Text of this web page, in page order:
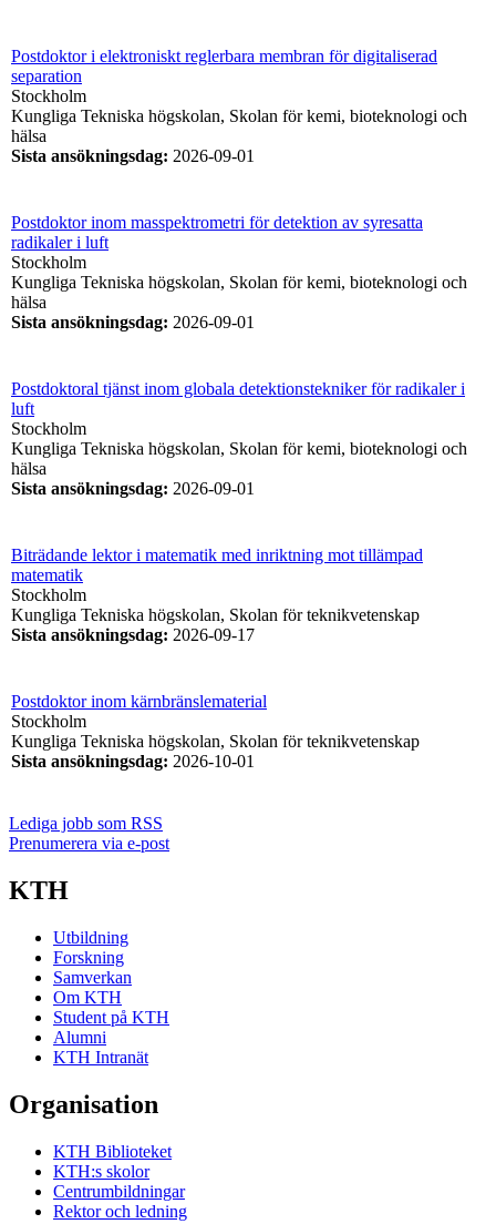
Postdoktor i elektroniskt reglerbara membran för digitaliserad
separation
Stockholm
Kungliga Tekniska högskolan, Skolan för kemi, bioteknologi och
hälsa
Sista ansökningsdag: 2026-09-01
Postdoktor inom masspektrometri för detektion av syresatta
radikaler i luft
Stockholm
Kungliga Tekniska högskolan, Skolan för kemi, bioteknologi och
hälsa
Sista ansökningsdag: 2026-09-01
Postdoktoral tjänst inom globala detektionstekniker för radikaler i
luft
Stockholm
Kungliga Tekniska högskolan, Skolan för kemi, bioteknologi och
hälsa
Sista ansökningsdag: 2026-09-01
Biträdande lektor i matematik med inriktning mot tillämpad
matematik
Stockholm
Kungliga Tekniska högskolan, Skolan för teknikvetenskap
Sista ansökningsdag: 2026-09-17
Postdoktor inom kärnbränslematerial
Stockholm
Kungliga Tekniska högskolan, Skolan för teknikvetenskap
Sista ansökningsdag: 2026-10-01
Lediga jobb som RSS
Prenumerera via e-post
KTH
Utbildning
Forskning
Samverkan
Om KTH
Student på KTH
Alumni
KTH Intranät
Organisation
KTH Biblioteket
KTH:s skolor
Centrumbildningar
Rektor och ledning